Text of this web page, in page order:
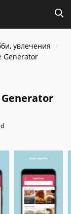
увлечения
Generator
Generator